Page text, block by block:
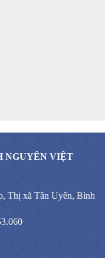
NGUYÊN VIỆT
Thị xã Tân Uyên, Bình